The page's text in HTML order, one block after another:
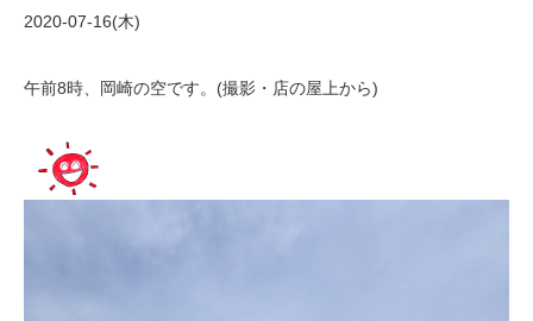
2020-07-16(木)
午前8時、岡崎の空です。(撮影・店の屋上から)